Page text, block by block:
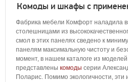
03:54:00
Комоды и шкафы с
Фабрика мебели Комфорт наладила
столешницами из
смол в этих панелях сведено к
панелям максимальную чистоту и
момент, в нашем каталоге из
представлены комоды серии
Поларис. Помимо экологичности,